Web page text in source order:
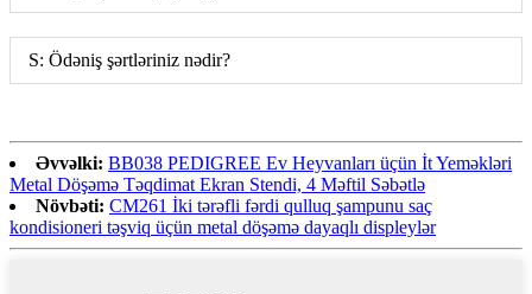
S: Ödəniş şərtləriniz nədir?
Əvvəlki: BB038 PEDIGREE Ev Heyvanları üçün İt Yeməkləri
Metal Döşəmə Təqdimat Ekran Stendi, 4 Məftil Səbətlə
Növbəti: CM261 İki tərəfli fərdi qulluq şampunu saç
kondisioneri təşviq üçün metal döşəmə dayaqlı displeylər